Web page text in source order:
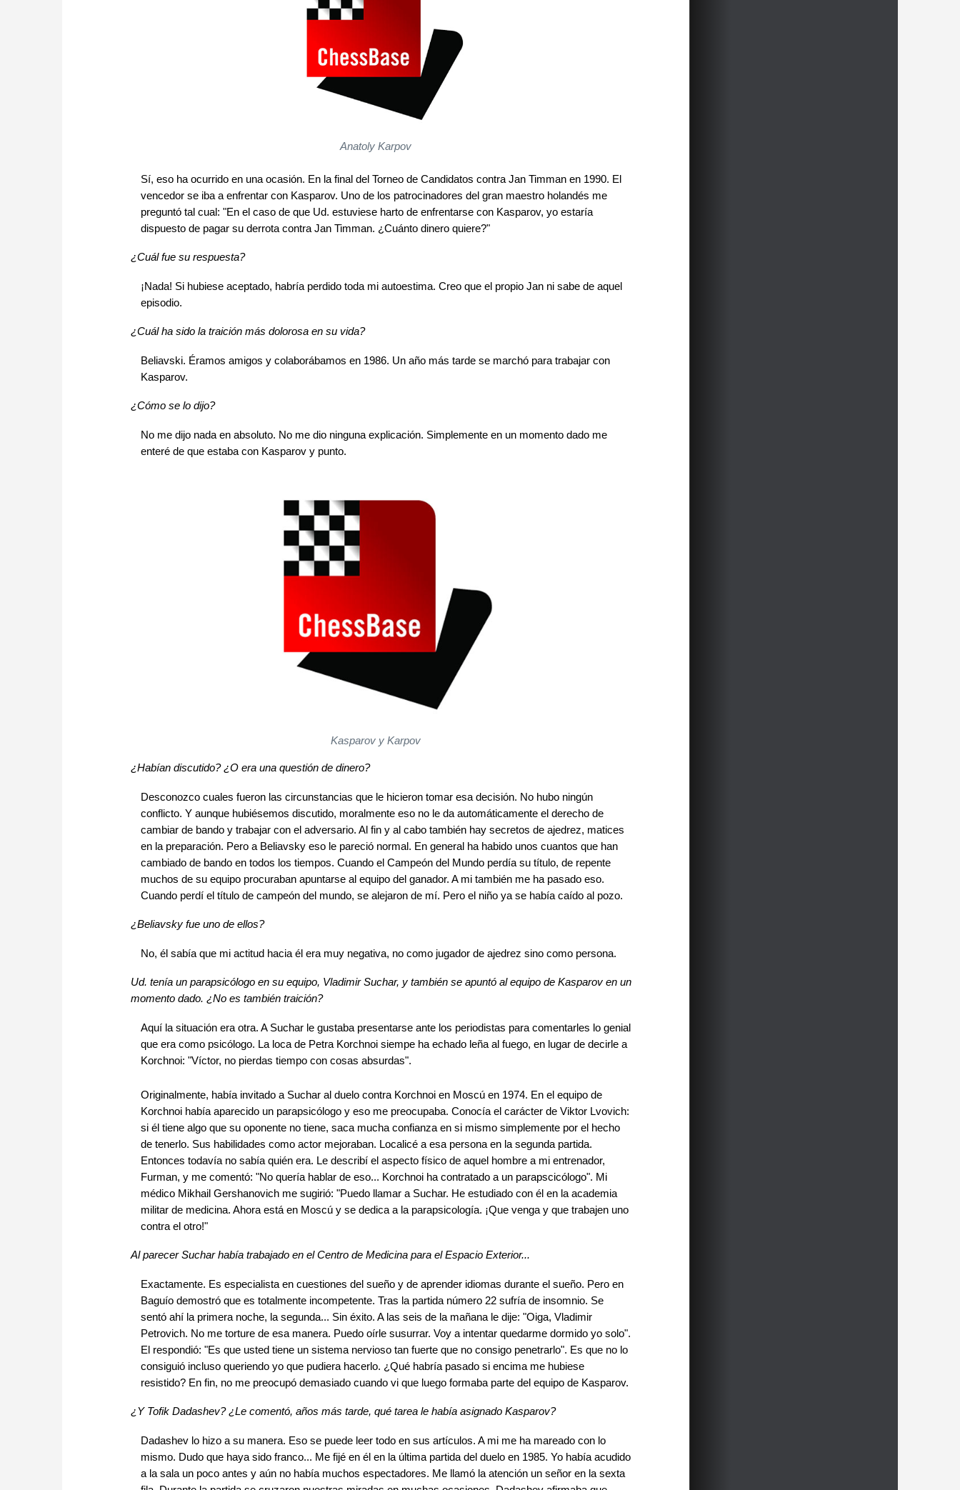
Anatoly Karpov
Sí, eso ha ocurrido en una ocasión. En la final del Torneo de Candidatos contra Jan Timman en 1990. El
vencedor se iba a enfrentar con Kasparov. Uno de los patrocinadores del gran maestro holandés me
preguntó tal cual: "En el caso de que Ud. estuviese harto de enfrentarse con Kasparov, yo estaría
dispuesto de pagar su derrota contra Jan Timman. ¿Cuánto dinero quiere?"
¿Cuál fue su respuesta?
¡Nada! Si hubiese aceptado, habría perdido toda mi autoestima. Creo que el propio Jan ni sabe de aquel
episodio.
¿Cuál ha sido la traición más dolorosa en su vida?
Beliavski. Éramos amigos y colaborábamos en 1986. Un año más tarde se marchó para trabajar con
Kasparov.
¿Cómo se lo dijo?
No me dijo nada en absoluto. No me dio ninguna explicación. Simplemente en un momento dado me
enteré de que estaba con Kasparov y punto.
Kasparov y Karpov
¿Habían discutido? ¿O era una questión de dinero?
Desconozco cuales fueron las circunstancias que le hicieron tomar esa decisión. No hubo ningún
conflicto. Y aunque hubiésemos discutido, moralmente eso no le da automáticamente el derecho de
cambiar de bando y trabajar con el adversario. Al fin y al cabo también hay secretos de ajedrez, matices
en la preparación. Pero a Beliavsky eso le pareció normal. En general ha habido unos cuantos que han
cambiado de bando en todos los tiempos. Cuando el Campeón del Mundo perdía su título, de repente
muchos de su equipo procuraban apuntarse al equipo del ganador. A mi también me ha pasado eso.
Cuando perdí el título de campeón del mundo, se alejaron de mí. Pero el niño ya se había caído al pozo.
¿Beliavsky fue uno de ellos?
No, él sabía que mi actitud hacia él era muy negativa, no como jugador de ajedrez sino como persona.
Ud. tenía un parapsicólogo en su equipo, Vladimir Suchar, y también se apuntó al equipo de Kasparov en un
momento dado. ¿No es también traición?
Aquí la situación era otra. A Suchar le gustaba presentarse ante los periodistas para comentarles lo genial
que era como psicólogo. La loca de Petra Korchnoi siempe ha echado leña al fuego, en lugar de decirle a
Korchnoi: "Víctor, no pierdas tiempo con cosas absurdas".
Originalmente, había invitado a Suchar al duelo contra Korchnoi en Moscú en 1974. En el equipo de
Korchnoi había aparecido un parapsicólogo y eso me preocupaba. Conocía el carácter de Viktor Lvovich:
si él tiene algo que su oponente no tiene, saca mucha confianza en si mismo simplemente por el hecho
de tenerlo. Sus habilidades como actor mejoraban. Localicé a esa persona en la segunda partida.
Entonces todavía no sabía quién era. Le describí el aspecto físico de aquel hombre a mi entrenador,
Furman, y me comentó: "No quería hablar de eso... Korchnoi ha contratado a un parapscicólogo". Mi
médico Mikhail Gershanovich me sugirió: "Puedo llamar a Suchar. He estudiado con él en la academia
militar de medicina. Ahora está en Moscú y se dedica a la parapsicología. ¡Que venga y que trabajen uno
contra el otro!"
Al parecer Suchar había trabajado en el Centro de Medicina para el Espacio Exterior...
Exactamente. Es especialista en cuestiones del sueño y de aprender idiomas durante el sueño. Pero en
Baguío demostró que es totalmente incompetente. Tras la partida número 22 sufría de insomnio. Se
sentó ahí la primera noche, la segunda... Sin éxito. A las seis de la mañana le dije: "Oiga, Vladimir
Petrovich. No me torture de esa manera. Puedo oírle susurrar. Voy a intentar quedarme dormido yo solo".
El respondió: "Es que usted tiene un sistema nervioso tan fuerte que no consigo penetrarlo". Es que no lo
consiguió incluso queriendo yo que pudiera hacerlo. ¿Qué habría pasado si encima me hubiese
resistido? En fin, no me preocupó demasiado cuando vi que luego formaba parte del equipo de Kasparov.
¿Y Tofik Dadashev? ¿Le comentó, años más tarde, qué tarea le había asignado Kasparov?
Dadashev lo hizo a su manera. Eso se puede leer todo en sus artículos. A mi me ha mareado con lo
mismo. Dudo que haya sido franco... Me fijé en él en la última partida del duelo en 1985. Yo había acudido
a la sala un poco antes y aún no había muchos espectadores. Me llamó la atención un señor en la sexta